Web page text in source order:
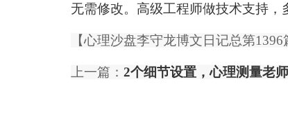
无需修改。高级工程师做技术支持，
【心理沙盘李守龙博文日记总第1396
上一篇： 2个细节设置，心理测量老